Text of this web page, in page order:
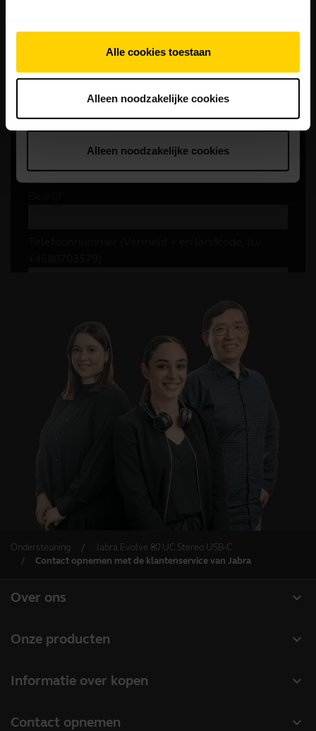
Alle cookies toestaan
Alleen noodzakelijke cookies
Ondersteuning
Jabra Evolve 80 UC Stereo USB-C
Contact opnemen met de klantenservice van Jabra
expand_more
Over ons
Duurzaamheid
expand_more
Onze producten
Conference-camera's
expand_more
Informatie over kopen
expand_more
Contact opnemen